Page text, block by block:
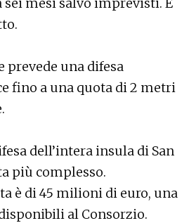
prevede una difesa
fino a una quota di 2 metri
dell’intera insula di San
più complesso.
è di 45 milioni di euro, una
al Consorzio.